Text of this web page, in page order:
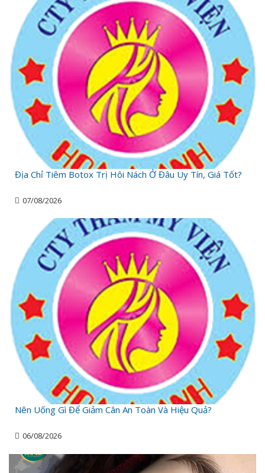
Địa Chỉ Tiêm Botox Trị Hôi Nách Ở Đâu Uy Tín, Giá Tốt?
07/08/2026
Nên Uống Gì Để Giảm Cân An Toàn Và Hiệu Quả?
06/08/2026